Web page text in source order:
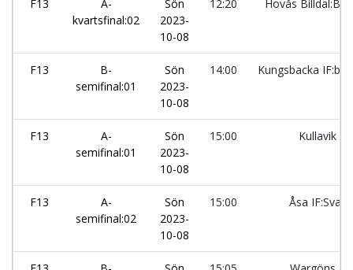
F13
A-
kvartsfinal:02
Sön
2023-
10-08
12:20 Hovås Billdal:Blå
F13
B-
semifinal:01
Sön
2023-
10-08
14:00 Kungsbacka IF:blå
F13
A-
semifinal:01
Sön
2023-
10-08
15:00 Kullavik IF
F13
A-
semifinal:02
Sön
2023-
10-08
15:00 Åsa IF:Svart